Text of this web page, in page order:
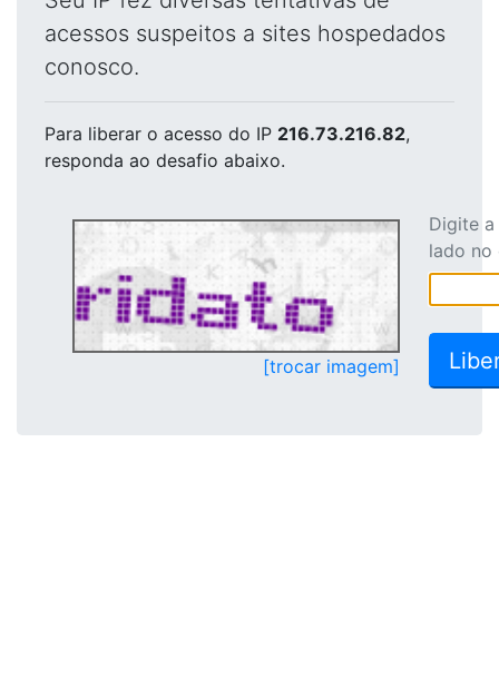
acessos suspeitos a sites hospedados
conosco.
Para liberar o acesso do IP 216.73.216.82,
responda ao desafio abaixo.
[trocar imagem]
Digite
lado no